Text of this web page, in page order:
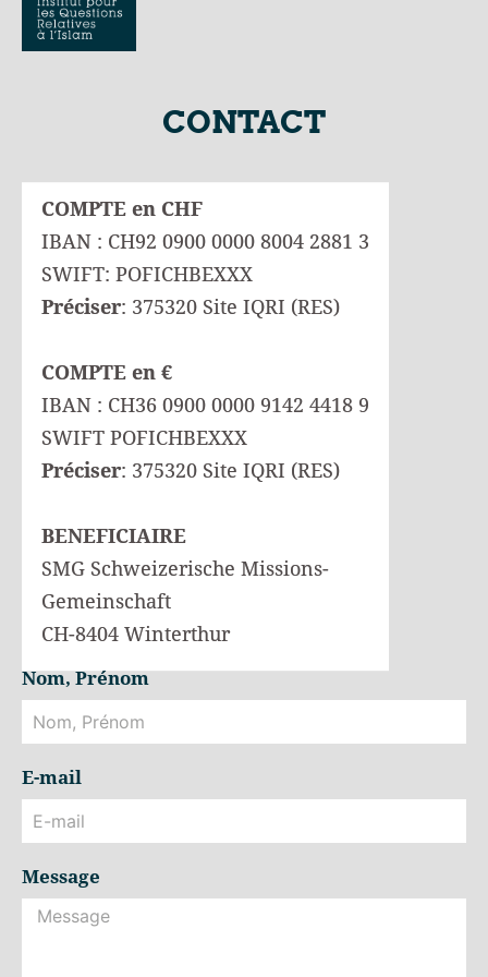
CONTACT
COMPTE en CHF
IBAN : CH92 0900 0000 8004 2881 3
SWIFT: POFICHBEXXX
Préciser: 375320 Site IQRI (RES)
COMPTE en €
IBAN : CH36 0900 0000 9142 4418 9
SWIFT POFICHBEXXX
Préciser: 375320 Site IQRI (RES)
BENEFICIAIRE
SMG Schweizerische Missions-
Gemeinschaft
CH-8404 Winterthur
Nom, Prénom
E-mail
Message